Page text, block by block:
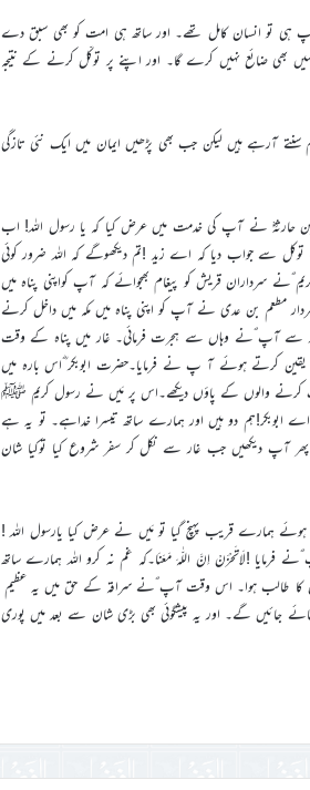
ہی تو انسان کامل تھے۔ اور ساتھ ہی امت کو بھی سبق دے
بھی ضائع نہیں کرے گا۔ اور اپنے پر توکّل کرنے کے نتیجہ
آرہے ہیں لیکن جب بھی پڑھیں ایمان میں ایک نئی تازگی
بن حارثہؓ نے آپ کی خدمت میں عرض کیا کہ یا رسول اللہ! اب
سے جواب دیا کہ اے زید !تم دیکھوگے کہ اللہ ضرور کوئی
ؐنے سرداران قریش کو پیغام بھجوائے کہ آپ کواپنی پناہ میں
مطعم بن عدی نے آپ کو اپنی پناہ میں مکہ میں داخل کرنے
سے آپ ؐنے وہاں سے ہجرت فرمائی۔ غار میں پناہ کے وقت
کرتے ہوئے آ پ نے فرمایا۔حضرت ابوبکر ؓاس بارہ میں
کرنے والوں کے پاؤں دیکھے۔اس پر مَیں نے رسول کریم ﷺ
ابوبکر!ہم دو ہیں اور ہمارے ساتھ تیسرا خداہے۔ تو یہ ہے
آپ دیکھیں جب غار سے نکل کر سفر شروع کیا توکیا شان
ہمارے قریب پہنچ گیا تو مَیں نے عرض کیا یارسول اللہ !
!لَاتَحْزَنْ اِنَّ اللّٰہَ مَعَنَا۔کہ غم نہ کرو اللہ ہمارے ساتھ
کا طالب ہوا۔ اس وقت آپ ؐنے سراقہ کے حق میں یہ عظیم
جائیں گے۔ اور یہ پیشگوئی بھی بڑی شان سے بعد میں پوری